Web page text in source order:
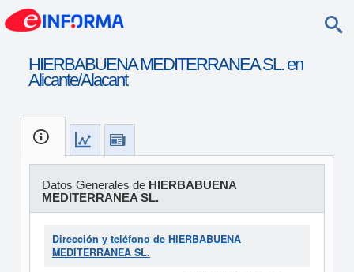
HIERBABUENA MEDITERRANEA SL. en
Alicante/Alacant
Datos Generales de HIERBABUENA
MEDITERRANEA SL.
Dirección y teléfono de HIERBABUENA
MEDITERRANEA SL.